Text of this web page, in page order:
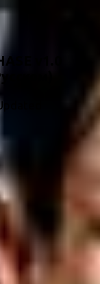
v1.0